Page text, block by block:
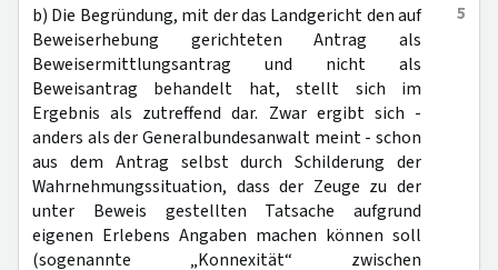
5
b) Die Begründung, mit der das Landgericht den auf
Beweiserhebung gerichteten Antrag als
Beweisermittlungsantrag und nicht als
Beweisantrag behandelt hat, stellt sich im
Ergebnis als zutreffend dar. Zwar ergibt sich -
anders als der Generalbundesanwalt meint - schon
aus dem Antrag selbst durch Schilderung der
Wahrnehmungssituation, dass der Zeuge zu der
unter Beweis gestellten Tatsache aufgrund
eigenen Erlebens Angaben machen können soll
(sogenannte „Konnexität“ zwischen